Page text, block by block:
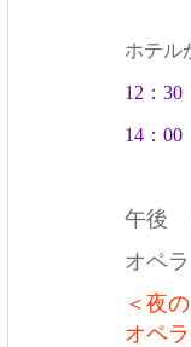
ホテル
12：
14：
午後
オペ
＜夜
オペ